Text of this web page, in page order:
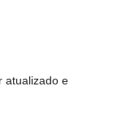
atualizado e